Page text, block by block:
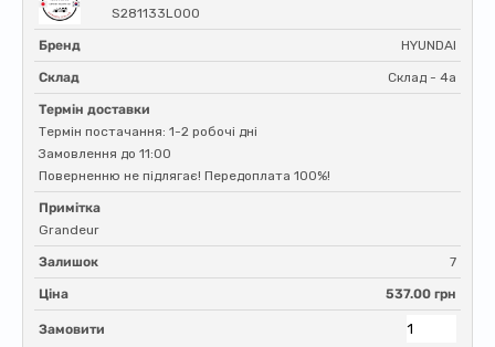
S281133L000
Бренд HYUNDAI
Склад Склад - 4a
Термін доставки
Термін постачання: 1-2 робочі дні
Замовлення до 11:00
Поверненню не підлягає! Передоплата 100%!
Примітка
Grandeur
Залишок 7
Ціна 537.00 грн
Замовити